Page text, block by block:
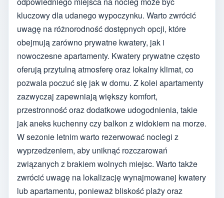
kluczowy dla udanego wypoczynku. Warto zwrócić
uwagę na różnorodność dostępnych opcji, które
obejmują zarówno prywatne kwatery, jak i
nowoczesne apartamenty. Kwatery prywatne często
oferują przytulną atmosferę oraz lokalny klimat, co
pozwala poczuć się jak w domu. Z kolei apartamenty
zazwyczaj zapewniają większy komfort,
przestronność oraz dodatkowe udogodnienia, takie
jak aneks kuchenny czy balkon z widokiem na morze.
W sezonie letnim warto rezerwować noclegi z
wyprzedzeniem, aby uniknąć rozczarowań
związanych z brakiem wolnych miejsc. Warto także
zwrócić uwagę na lokalizację wynajmowanej kwatery
lub apartamentu, ponieważ bliskość plaży oraz